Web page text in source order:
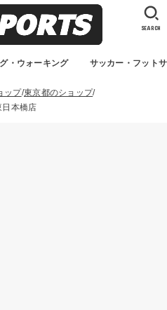
・ウォーキング サッカー・フット
SEARCH
ップ 東京都のショップ
本橋店